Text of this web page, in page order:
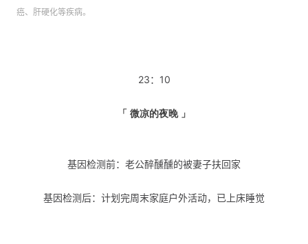
癌、肝硬化等疾病。
23：10
「 微凉的夜晚 」
基因检测前：老公醉醺醺的被妻子扶回家
基因检测后：计划完周末家庭户外活动，已上床睡觉